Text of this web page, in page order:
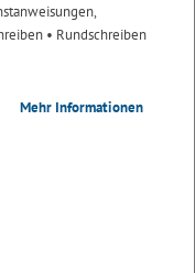
• Rundschreiben
Mehr Informationen